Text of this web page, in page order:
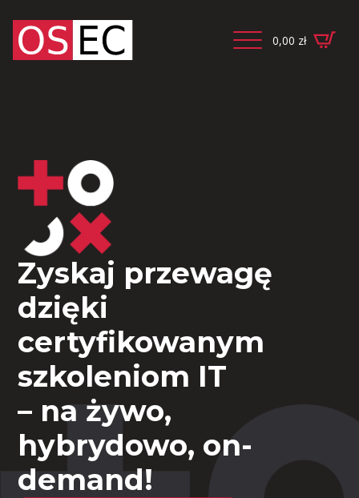
0,00 zł
Zyskaj przewagę
dzięki
certyfikowanym
szkoleniom IT
– na żywo,
hybrydowo, on-
demand!